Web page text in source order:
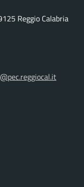
Reggio Calabria